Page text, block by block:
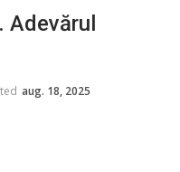
aug. 18, 2025